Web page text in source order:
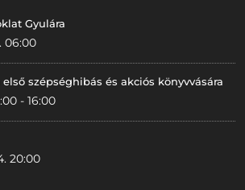
Gyulára
06:00
szépséghibás és akciós könyvvására
- 16:00
20:00